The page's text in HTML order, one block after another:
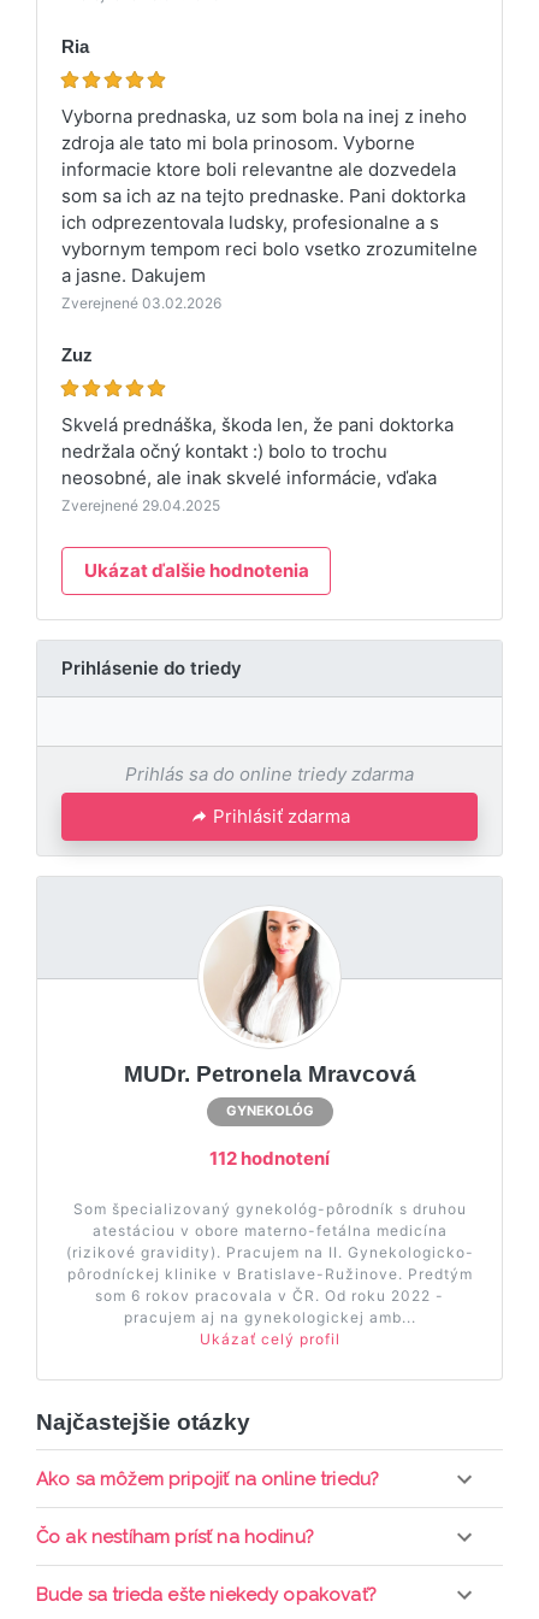
Ria
Vyborna prednaska, uz som bola na inej z ineho
zdroja ale tato mi bola prinosom. Vyborne
informacie ktore boli relevantne ale dozvedela
som sa ich az na tejto prednaske. Pani doktorka
ich odprezentovala ludsky, profesionalne a s
vybornym tempom reci bolo vsetko zrozumitelne
a jasne. Dakujem
Zverejnené 03.02.2026
Zuz
Skvelá prednáška, škoda len, že pani doktorka
nedržala očný kontakt :) bolo to trochu
neosobné, ale inak skvelé informácie, vďaka
Zverejnené 29.04.2025
Ukázat ďalšie hodnotenia
Prihlásenie do triedy
Prihlás sa do online triedy zdarma
Prihlásiť zdarma
MUDr. Petronela Mravcová
GYNEKOLÓG
112 hodnotení
Som špecializovaný gynekológ-pôrodník s druhou
atestáciou v obore materno-fetálna medicína
(rizikové gravidity). Pracujem na II. Gynekologicko-
pôrodníckej klinike v Bratislave-Ružinove. Predtým
som 6 rokov pracovala v ČR. Od roku 2022 -
pracujem aj na gynekologickej amb...
Ukázať celý profil
Najčastejšie otázky
Ako sa môžem pripojiť na online triedu?
Pripojenie do online triedy prebieha priamo cez
prihlásiť do triedy.
Čo ak nestíham prísť na hodinu?
Každá trieda sa nahráva a je k dispozícií po dobu 7
Bude sa trieda ešte niekedy opakovať?